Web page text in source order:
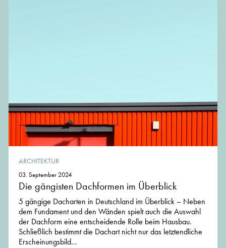
ARCHITEKTUR
03. September 2024
Die gängisten Dachformen im Überblick
5 gängige Dacharten in Deutschland im Überblick – Neben
dem Fundament und den Wänden spielt auch die Auswahl
der Dachform eine entscheidende Rolle beim Hausbau.
Schließlich bestimmt die Dachart nicht nur das letztendliche
Erscheinungsbild...